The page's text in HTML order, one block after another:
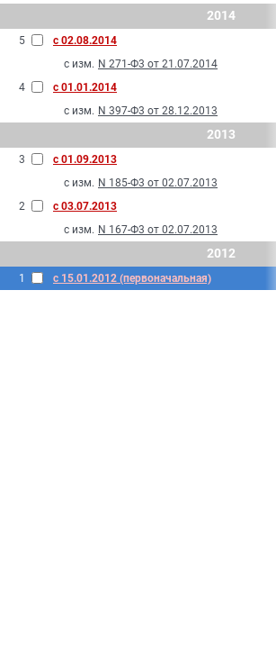
2014
5
с 02.08.2014
с изм. N 271-Ф3 от 21.07.2014
4
с 01.01.2014
с изм. N 397-Ф3 от 28.12.2013
2013
3
с 01.09.2013
с изм. N 185-Ф3 от 02.07.2013
2
с 03.07.2013
с изм. N 167-Ф3 от 02.07.2013
2012
1 с 15.01.2012 (первоначальная)